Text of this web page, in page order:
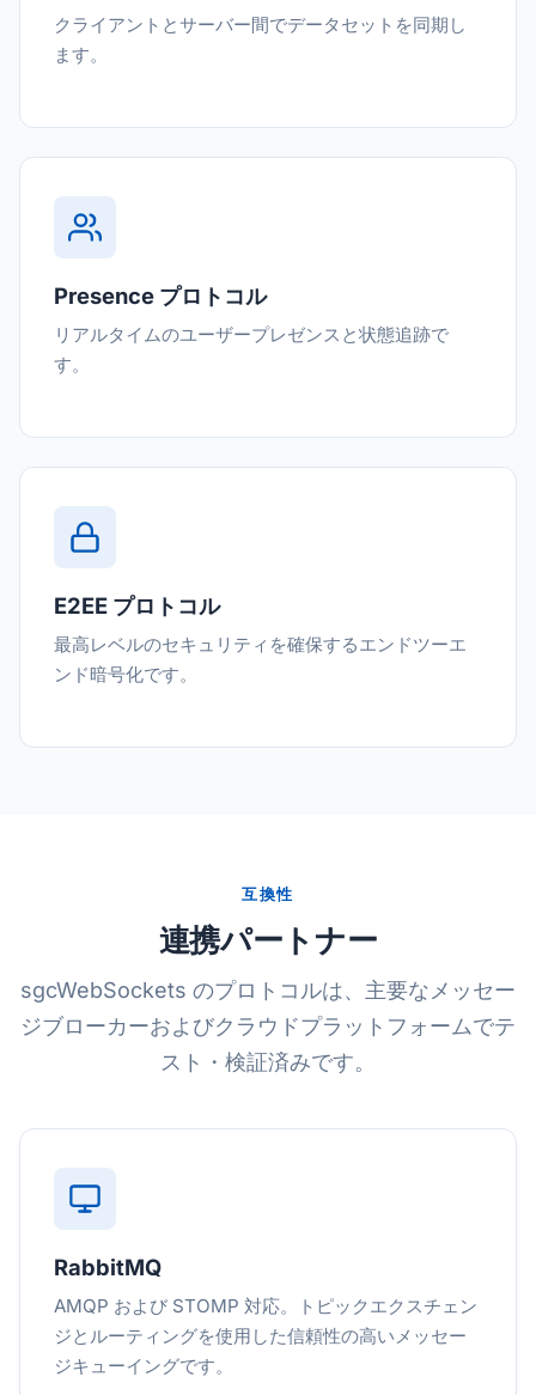
クライアントとサーバー間でデータセットを同期し
ます。
Presence プロトコル
リアルタイムのユーザープレゼンスと状態追跡で
す。
E2EE プロトコル
最高レベルのセキュリティを確保するエンドツーエ
ンド暗号化です。
互換性
連携パートナー
sgcWebSockets のプロトコルは、主要なメッセー
ジブローカーおよびクラウドプラットフォームでテ
スト・検証済みです。
RabbitMQ
AMQP および STOMP 対応。トピックエクスチェン
ジとルーティングを使用した信頼性の高いメッセー
ジキューイングです。